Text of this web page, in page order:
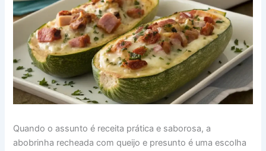
Quando o assunto é receita prática e saborosa, a
abobrinha recheada com queijo e presunto é uma escolha